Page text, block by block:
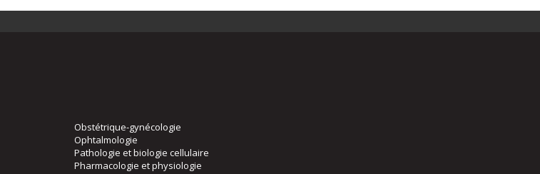
Obstétrique-gynécologie
Ophtalmologie
Pathologie et biologie cellulaire
Pharmacologie et physiologie